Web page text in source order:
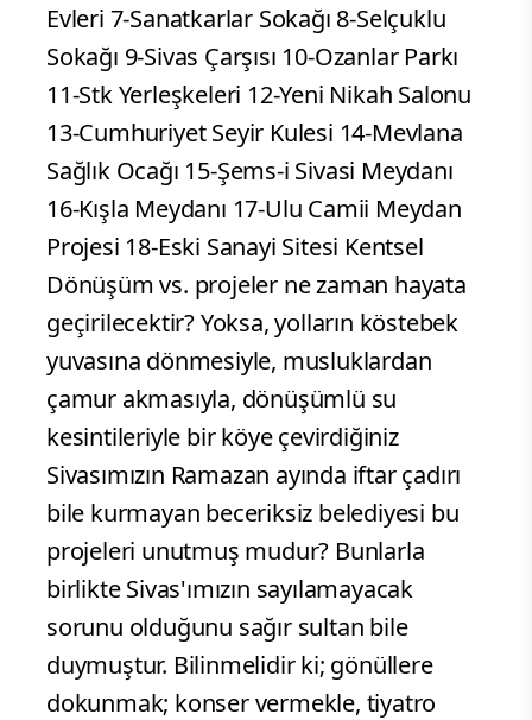
Evleri 7-Sanatkarlar Sokağı 8-Selçuklu
Sokağı 9-Sivas Çarşısı 10-Ozanlar Parkı
11-Stk Yerleşkeleri 12-Yeni Nikah Salonu
13-Cumhuriyet Seyir Kulesi 14-Mevlana
Sağlık Ocağı 15-Şems-i Sivasi Meydanı
16-Kışla Meydanı 17-Ulu Camii Meydan
Projesi 18-Eski Sanayi Sitesi Kentsel
Dönüşüm vs. projeler ne zaman hayata
geçirilecektir? Yoksa, yolların köstebek
yuvasına dönmesiyle, musluklardan
çamur akmasıyla, dönüşümlü su
kesintileriyle bir köye çevirdiğiniz
Sivasımızın Ramazan ayında iftar çadırı
bile kurmayan beceriksiz belediyesi bu
projeleri unutmuş mudur? Bunlarla
birlikte Sivas'ımızın sayılamayacak
sorunu olduğunu sağır sultan bile
duymuştur. Bilinmelidir ki; gönüllere
dokunmak; konser vermekle, tiyatro